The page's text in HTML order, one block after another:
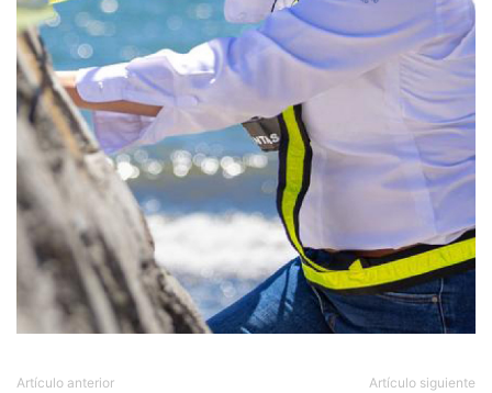
Artículo anterior Artículo siguiente